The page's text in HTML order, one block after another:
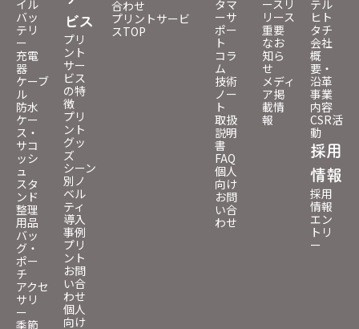
イル
バッ
テリ
ー
充電
器
ケーブ
ル
防水
ケー
ス・
サコ
ッシ
ュ
スタ
ンド
整理
用品
バッ
グ・
ポー
チ
アクセ
サリ
ー
季節
ビス
プリ
ント
サー
ビス
の特
徴
プリ
ント
グッ
ズ
シーン
別ノ
ベル
ティ
導入
事例
プリ
ント
お問
い合
わせ
個人
向け
合わせ
プリントサービ
スTOP
タマ
ーサ
ポー
ト
コラ
ム
技術
ノー
ト
取扱
説明
書
FAQ
個人
向け
お問
い合
わせ
ースリ
リース
重要
なお
知ら
せ
メディ
ア掲
載情
報
テル
ヒト
タチ
会社
概
要・
沿革
事業
内容
CSR活
動
採用
情報
採用
情報
エン
トリ
ー